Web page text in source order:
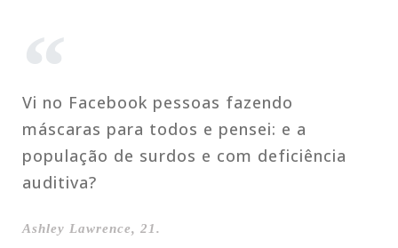
Vi no Facebook pessoas fazendo
máscaras para todos e pensei: e a
população de surdos e com deficiência
auditiva?
Ashley Lawrence, 21.